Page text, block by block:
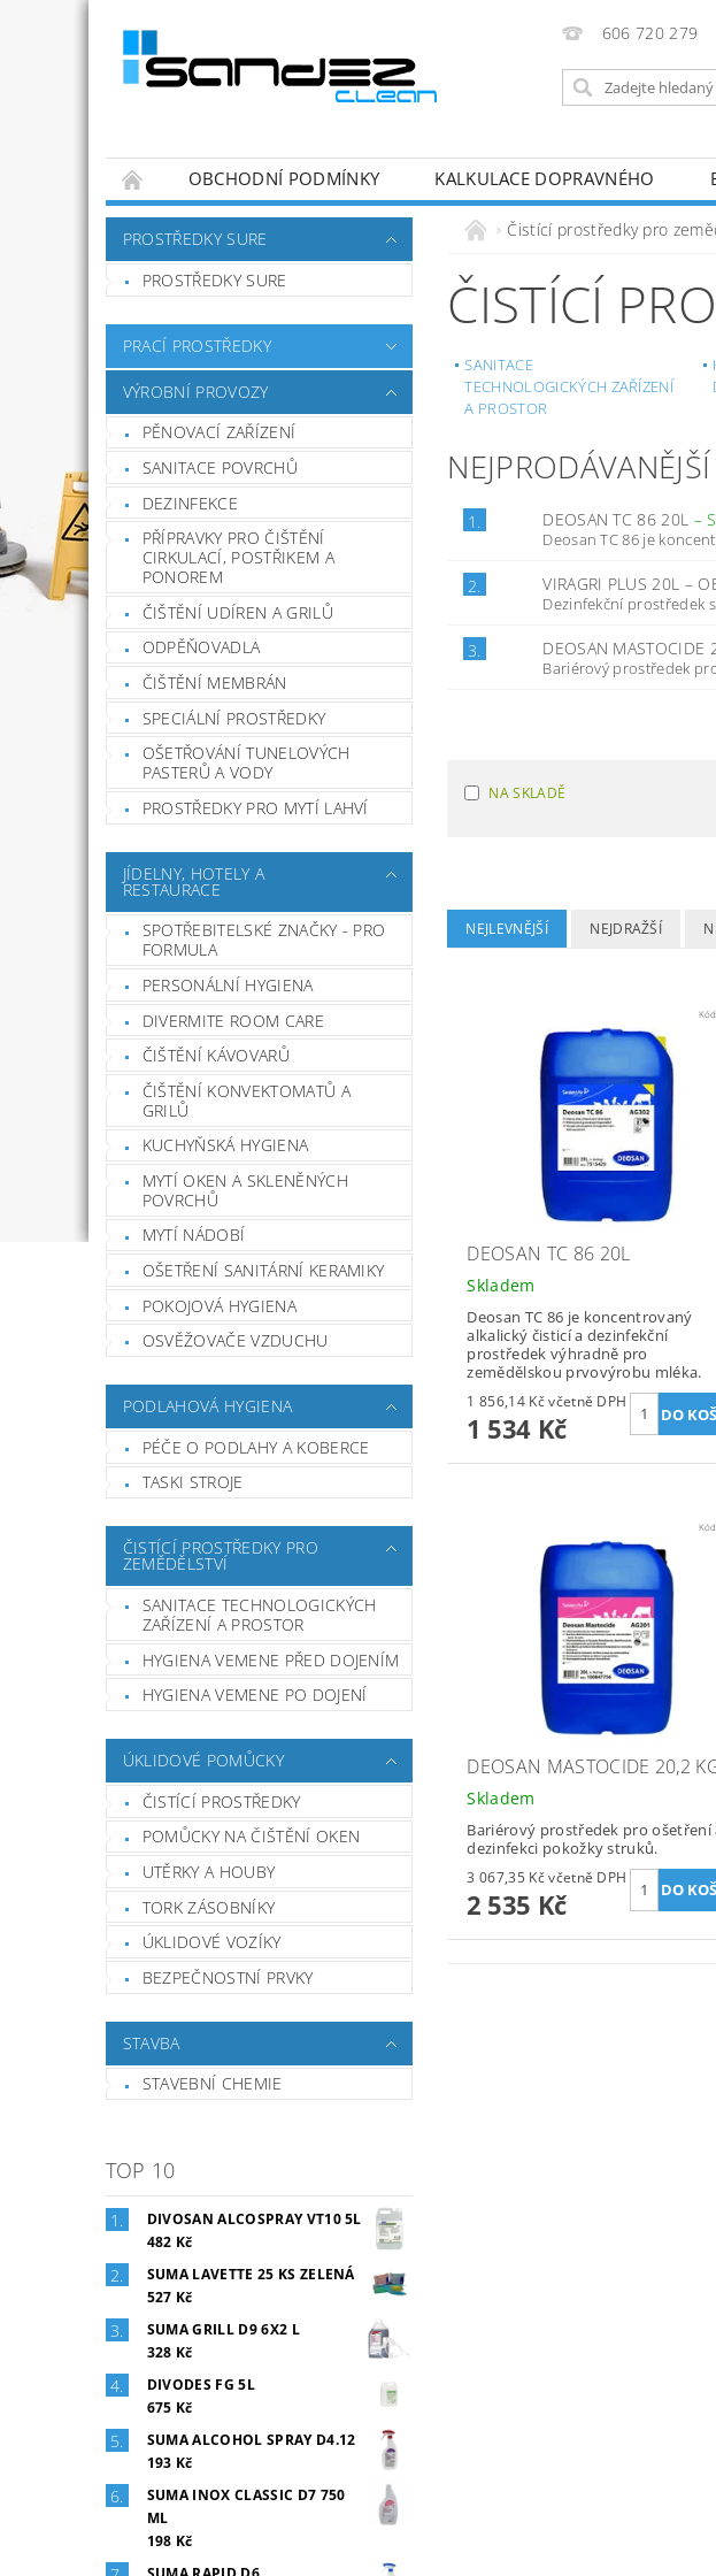
606 720 279
OBCHODNÍ PODMÍNKY KALKULACE DOPRAVNÉHO
PROSTŘEDKY SURE
PROSTŘEDKY SURE
PRACÍ PROSTŘEDKY
VÝROBNÍ PROVOZY
PĚNOVACÍ ZAŘÍZENÍ
SANITACE POVRCHŮ
DEZINFEKCE
PŘÍPRAVKY PRO ČIŠTĚNÍ
CIRKULACÍ, POSTŘIKEM A
PONOREM
ČIŠTĚNÍ UDÍREN A GRILŮ
ODPĚŇOVADLA
ČIŠTĚNÍ MEMBRÁN
SPECIÁLNÍ PROSTŘEDKY
OŠETŘOVÁNÍ TUNELOVÝCH
PASTERŮ A VODY
PROSTŘEDKY PRO MYTÍ LAHVÍ
JÍDELNY, HOTELY A
RESTAURACE
SPOTŘEBITELSKÉ ZNAČKY - PRO
FORMULA
PERSONÁLNÍ HYGIENA
DIVERMITE ROOM CARE
ČIŠTĚNÍ KÁVOVARŮ
ČIŠTĚNÍ KONVEKTOMATŮ A
GRILŮ
KUCHYŇSKÁ HYGIENA
MYTÍ OKEN A SKLENĚNÝCH
POVRCHŮ
MYTÍ NÁDOBÍ
OŠETŘENÍ SANITÁRNÍ KERAMIKY
POKOJOVÁ HYGIENA
OSVĚŽOVAČE VZDUCHU
PODLAHOVÁ HYGIENA
PÉČE O PODLAHY A KOBERCE
TASKI STROJE
ČISTÍCÍ PROSTŘEDKY PRO
ZEMĚDĚLSTVÍ
SANITACE TECHNOLOGICKÝCH
ZAŘÍZENÍ A PROSTOR
HYGIENA VEMENE PŘED DOJENÍM
HYGIENA VEMENE PO DOJENÍ
ÚKLIDOVÉ POMŮCKY
ČISTÍCÍ PROSTŘEDKY
POMŮCKY NA ČIŠTĚNÍ OKEN
UTĚRKY A HOUBY
TORK ZÁSOBNÍKY
ÚKLIDOVÉ VOZÍKY
BEZPEČNOSTNÍ PRVKY
STAVBA
STAVEBNÍ CHEMIE
TOP 10
DIVOSAN ALCOSPRAY VT10 5L
482 Kč
SUMA LAVETTE 25 KS ZELENÁ
527 Kč
SUMA GRILL D9 6X2 L
328 Kč
DIVODES FG 5L
675 Kč
SUMA ALCOHOL SPRAY D4.12
193 Kč
SUMA INOX CLASSIC D7 750
ML
198 Kč
Čistící prostředky pro
ČISTÍCÍ
SANITACE
TECHNOLOGICKÝCH ZAŘÍZENÍ
A PROSTOR
NEJPRODÁVANĚJŠÍ
1. DEOSAN TC 86 20L –
Deosan TC 86 je
2. VIRAGRI PLUS 20L –
Dezinfekční prostředek
3. DEOSAN MASTOCIDE
Bariérový prostředek
NA SKLADĚ
NEJLEVNĚJŠÍ NEJDRAŽŠÍ
Kód:
DEOSAN TC 86 20L
Skladem
Deosan TC 86 je koncentrovaný
alkalický čisticí a dezinfekční
prostředek výhradně pro
zemědělskou prvovýrobu mléka.
1 856,14 Kč včetně DPH
1 534 Kč
Kód:
DEOSAN MASTOCIDE 20,2
Skladem
Bariérový prostředek pro ošetření
dezinfekci pokožky struků.
3 067,35 Kč včetně DPH
2 535 Kč